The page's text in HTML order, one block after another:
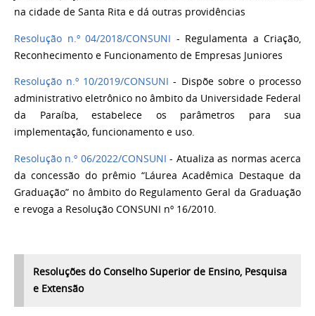
na cidade de Santa Rita e dá outras providências
Resolução n.º 04/2018/CONSUNI - Regulamenta a Criação,
Reconhecimento e Funcionamento de Empresas Juniores
Resolução n.º 10/2019/CONSUNI - Dispõe sobre o processo
administrativo eletrônico no âmbito da Universidade Federal
da Paraíba, estabelece os parâmetros para sua
implementação, funcionamento e uso.
Resolução n.º 06/2022/CONSUNI - Atualiza as normas acerca
da concessão do prêmio “Láurea Acadêmica Destaque da
Graduação” no âmbito do Regulamento Geral da Graduação
e revoga a Resolução CONSUNI nº 16/2010.
Resoluções do Conselho Superior de Ensino, Pesquisa
e Extensão